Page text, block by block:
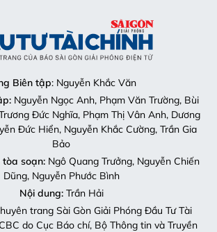
Biên tập: Nguyễn Khắc Văn
Nguyễn Ngọc Anh, Phạm Văn Trường, Bùi
Đức Nghĩa, Phạm Thị Vân Anh, Dương
Đức Hiển, Nguyễn Khắc Cường, Trần Gia
Bảo
tòa soạn:Ngô Quang Trưởng, Nguyễn Chiến
Dũng, Nguyễn Phước Bình
Nội dung:Trần Hải
trang Sài Gòn Giải Phóng Đầu Tư Tài
do Cục Báo chí, Bộ Thông tin và Truyền